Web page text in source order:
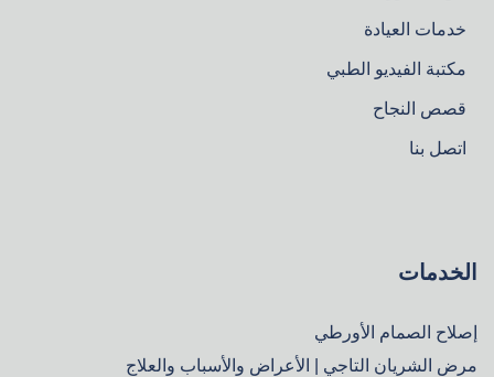
خدمات العيادة
مكتبة الفيديو الطبي
قصص النجاح
اتصل بنا
الخدمات
إصلاح الصمام الأورطي
مرض الشريان التاجي | الأعراض والأسباب والعلاج